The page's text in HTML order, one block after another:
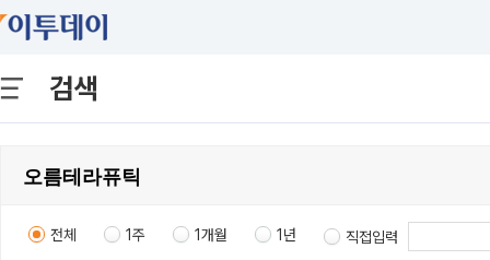
검색
전체 1주 1개월 1년 직접입력